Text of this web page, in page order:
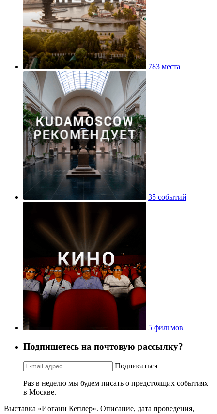
783 места
35 событий
5 фильмов
Подпишетесь на почтовую рассылку?
Подписаться
Раз в неделю мы будем писать о предстоящих событиях
в Москве.
Выставка «Иоганн Кеплер». Описание, дата проведения,